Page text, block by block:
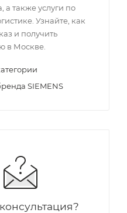
а также услуги по
Узнайте, как
и получить
в Москве.
SIEMENS